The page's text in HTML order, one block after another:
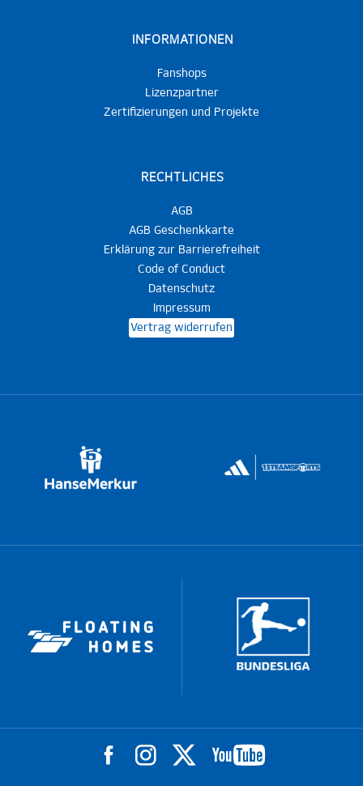
INFORMATIONEN
Fanshops
Lizenzpartner
Zertifizierungen und Projekte
RECHTLICHES
AGB
AGB Geschenkkarte
Erklärung zur Barrierefreiheit
Code of Conduct
Datenschutz
Impressum
Vertrag widerrufen